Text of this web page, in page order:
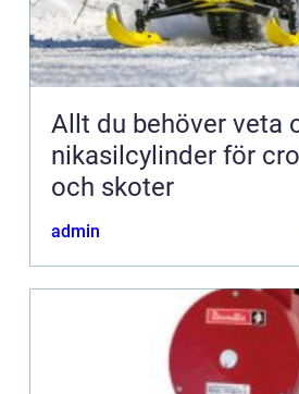
Allt du behöver veta
nikasilcylinder för
och skoter
admin